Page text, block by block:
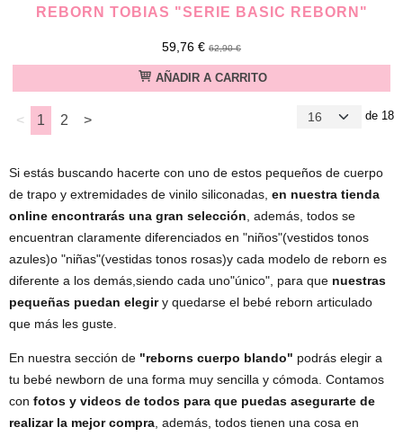
REBORN TOBIAS "SERIE BASIC REBORN"
59,76 € 62,90 €
AÑADIR A CARRITO
< 1 2 > de 18
Si estás buscando hacerte con uno de estos pequeños de cuerpo
de trapo y extremidades de vinilo siliconadas, en nuestra tienda
online encontrarás una gran selección , además, todos se
encuentran claramente diferenciados en "niños"(vestidos tonos
azules)o "niñas"(vestidas tonos rosas)y cada modelo de reborn es
diferente a los demás,siendo cada uno"único", para que nuestras
pequeñas puedan elegiry quedarse el bebé reborn articulado
que más les guste.
En nuestra sección de "reborns cuerpo blando" podrás elegir a
tu bebé newborn de una forma muy sencilla y cómoda. Contamos
con fotos y videos de todos para que puedas asegurarte de
realizar la mejor compra, además, todos tienen una cosa en